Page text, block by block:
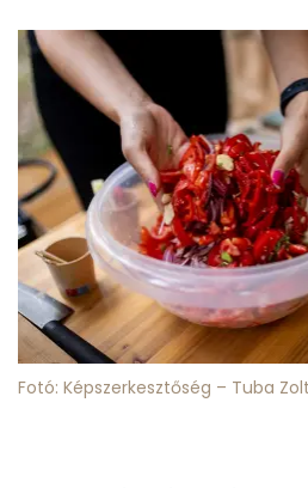
Fotó: Képszerkesztőség – Tuba